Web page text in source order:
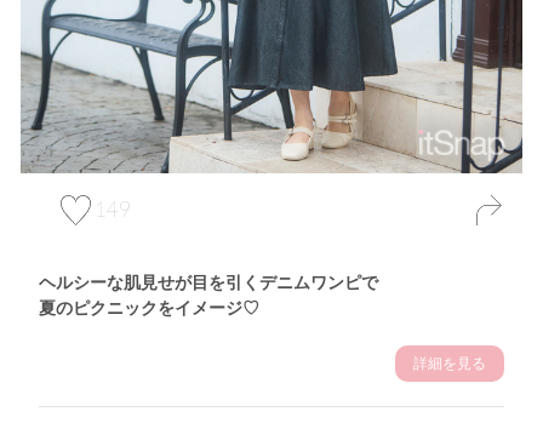
149
ヘルシーな肌見せが目を引くデニムワンピで
夏のピクニックをイメージ♡
詳細を見る